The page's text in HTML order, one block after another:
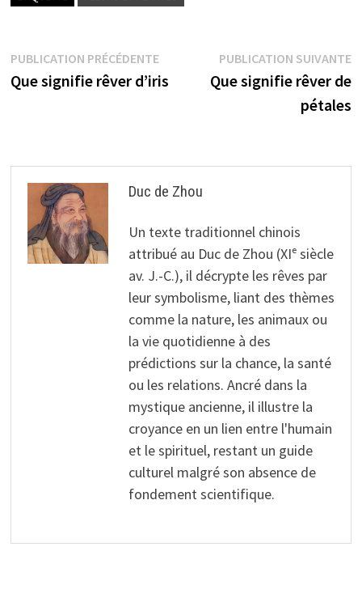
Navigation
de
PUBLICATION PRÉCÉDENTEPublication
précédente :
Que signifie rêver d’iris
PUBLICATION SUIVANTE
Que signifie rêver de
pétales
Duc de Zhou
Un texte traditionnel chinois
attribué au Duc de Zhou (XIᵉ siècle
av. J.-C.), il décrypte les rêves par
leur symbolisme, liant des thèmes
comme la nature, les animaux ou
la vie quotidienne à des
prédictions sur la chance, la santé
ou les relations. Ancré dans la
mystique ancienne, il illustre la
croyance en un lien entre l'humain
et le spirituel, restant un guide
culturel malgré son absence de
fondement scientifique.